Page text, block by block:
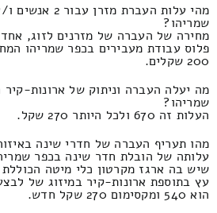
מהי עלות העברת
שמריהו?
מחירה של העברה של מזרנים לזוג,
200 שקלים.
מה יעלה העברה וניתוק של ארונות-
שמריהו?
העלות זה 670 ולכל היותר 270 שקל.
מהו תעריף העברה של חדרי שינה
עלותה של הובלת חדר שינה בכפר
שיש בה ארגז מקרטון כלי מיטה
עץ בתוספת ארונות-קיר במיזוג של
הוא 540 ומקסימום 270 שקל חדש.